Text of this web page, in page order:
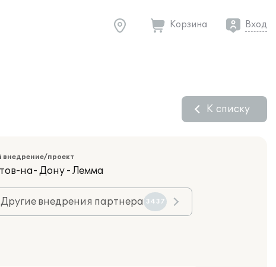
Корзина Вход
К списку
внедрение/проект
на- Дону - Лемма
Другие внедрения партнера 3437